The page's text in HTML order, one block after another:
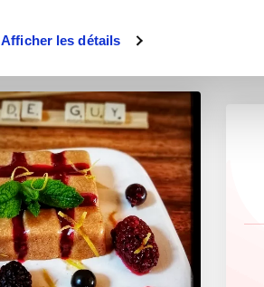
Afficher les détails